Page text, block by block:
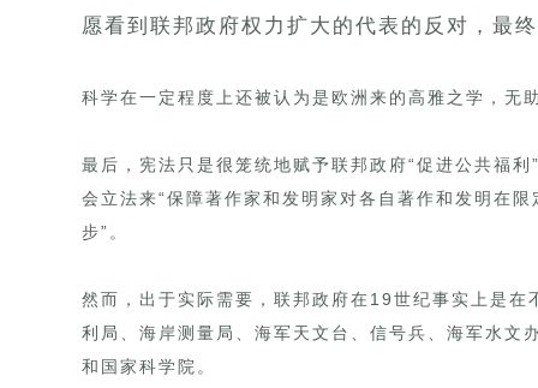
愿看到联邦政府权力扩大的代表的反对，最
科学在一定程度上还被认为是欧洲来的高雅之学，无
最后，宪法只是很笼统地赋予联邦政府“促进公共福
会立法来“保障著作家和发明家对各自著作和发明在
步”。
然而，出于实际需要，联邦政府在19世纪事实上是
利局、海岸测量局、海军天文台、信号兵、海军水文
和国家科学院。